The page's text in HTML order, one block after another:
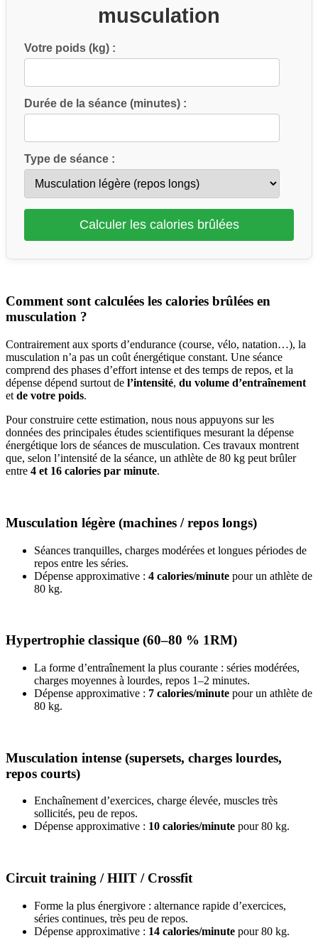
musculation
Votre poids (kg) :
Durée de la séance (minutes) :
Type de séance :
Calculer les calories brûlées
Comment sont calculées les calories brûlées en
musculation ?
Contrairement aux sports d’endurance (course, vélo, natation…), la
musculation n’a pas un coût énergétique constant. Une séance
comprend des phases d’effort intense et des temps de repos, et la
dépense dépend surtout de l’intensité, du volume d’entraînement
et de votre poids.
Pour construire cette estimation, nous nous appuyons sur les
données des principales études scientifiques mesurant la dépense
énergétique lors de séances de musculation. Ces travaux montrent
que, selon l’intensité de la séance, un athlète de 80 kg peut brûler
entre 4 et 16 calories par minute.
Musculation légère (machines / repos longs)
Séances tranquilles, charges modérées et longues périodes de
repos entre les séries.
Dépense approximative : 4 calories/minute pour un athlète de
80 kg.
Hypertrophie classique (60–80 % 1RM)
La forme d’entraînement la plus courante : séries modérées,
charges moyennes à lourdes, repos 1–2 minutes.
Dépense approximative : 7 calories/minute pour un athlète de
80 kg.
Musculation intense (supersets, charges lourdes,
repos courts)
Enchaînement d’exercices, charge élevée, muscles très
sollicités, peu de repos.
Dépense approximative : 10 calories/minute pour 80 kg.
Circuit training / HIIT / Crossfit
Forme la plus énergivore : alternance rapide d’exercices,
séries continues, très peu de repos.
Dépense approximative : 14 calories/minute pour 80 kg.